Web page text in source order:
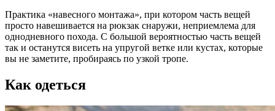
Практика «навесного монтажа», при котором часть вещей
просто навешивается на рюкзак снаружи, неприемлема для
однодневного похода. С большой вероятностью часть вещей
так и останутся висеть на упругой ветке или кустах, которые
вы не заметите, пробираясь по узкой тропе.
Как одеться